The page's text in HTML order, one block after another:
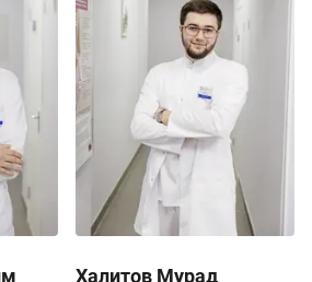
Халитов Мурад